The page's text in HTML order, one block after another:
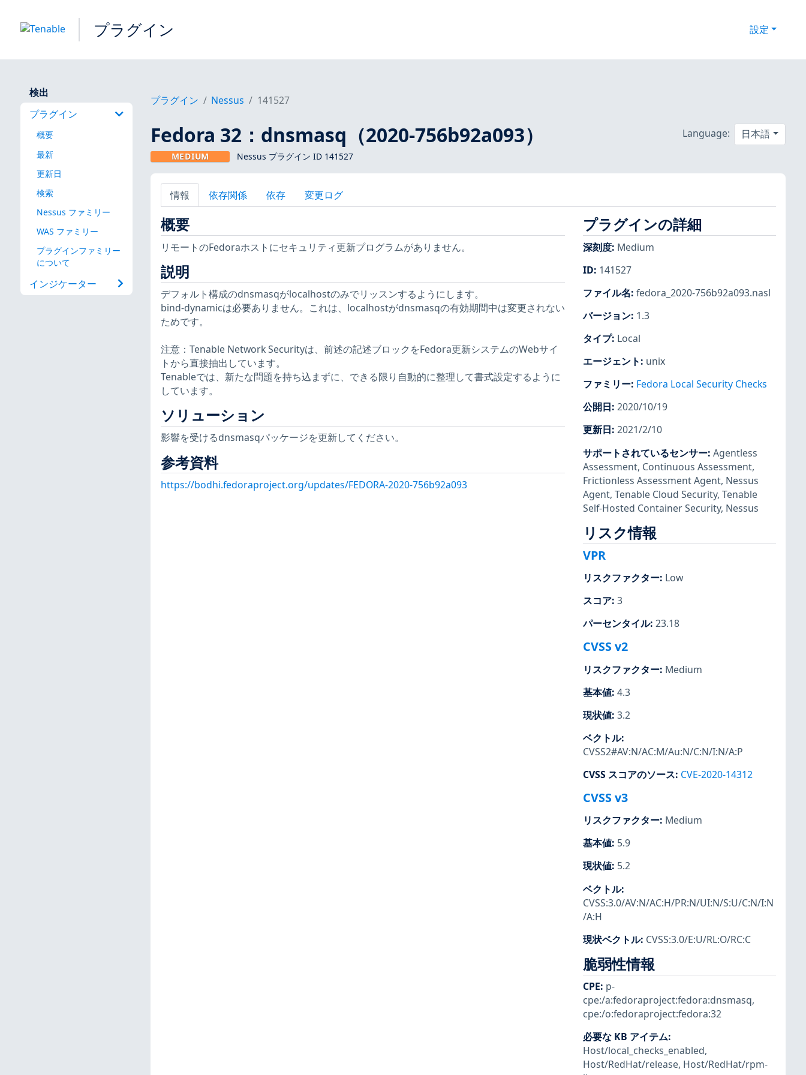
プラグイン 設定
検出
プラグイン
概要
最新
更新日
検索
Nessus ファミリー
WAS ファミリー
プラグインファミリー
について
インジケーター
プラグイン Nessus 141527
Fedora 32：dnsmasq（2020-756b92a093）
MEDIUM Nessus プラグイン ID 141527
Language: 日本語
情報 依存関係 依存 変更ログ
概要
リモートのFedoraホストにセキュリティ更新プログラムがありません。
説明
デフォルト構成のdnsmasqがlocalhostのみでリッスンするようにします。
bind-dynamicは必要ありません。これは、localhostがdnsmasqの有効期間中は変更されない
ためです。
注意：Tenable Network Securityは、前述の記述ブロックをFedora更新システムのWebサイ
トから直接抽出しています。
Tenableでは、新たな問題を持ち込まずに、できる限り自動的に整理して書式設定するように
しています。
ソリューション
影響を受けるdnsmasqパッケージを更新してください。
参考資料
https://bodhi.fedoraproject.org/updates/FEDORA-2020-756b92a093
プラグインの詳細
深刻度: Medium
ID: 141527
ファイル名: fedora_2020-756b92a093.nasl
バージョン: 1.3
タイプ: Local
エージェント: unix
ファミリー: Fedora Local Security Checks
公開日: 2020/10/19
更新日: 2021/2/10
サポートされているセンサー: Agentless
Assessment, Continuous Assessment,
Frictionless Assessment Agent, Nessus
Agent, Tenable Cloud Security, Tenable
Self-Hosted Container Security, Nessus
リスク情報
VPR
リスクファクター: Low
スコア: 3
パーセンタイル: 23.18
CVSS v2
リスクファクター: Medium
基本値: 4.3
現状値: 3.2
ベクトル:
CVSS2#AV:N/AC:M/Au:N/C:N/I:N/A:P
CVSS スコアのソース: CVE-2020-14312
CVSS v3
リスクファクター: Medium
基本値: 5.9
現状値: 5.2
ベクトル:
CVSS:3.0/AV:N/AC:H/PR:N/UI:N/S:U/C:N/I:N
/A:H
現状ベクトル: CVSS:3.0/E:U/RL:O/RC:C
脆弱性情報
CPE: p-
cpe:/a:fedoraproject:fedora:dnsmasq,
cpe:/o:fedoraproject:fedora:32
必要な KB アイテム:
Host/local_checks_enabled,
Host/RedHat/release, Host/RedHat/rpm-